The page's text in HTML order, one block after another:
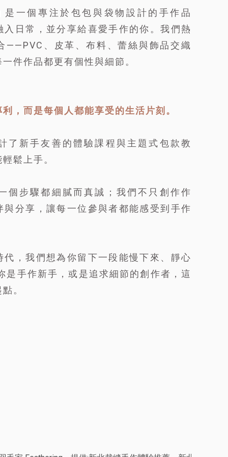
一個專注於包包與袋物設計的手作品
入日常，並分享給喜愛手作的你。我們熱
——PVC、皮革、布料、蕾絲與飾品交織
件作品都更有個性與細節。
，而是每個人都能享受的生活片刻。
了新手友善的體驗課程與主題式包款教
鬆上手。
個步驟都細膩而真誠；我們不只創作作
與分享，讓每一位參與者都能感受到手作
代，我們想為你留下一段能慢下來、靜心
是手作新手，或是追求細節的創作者，這
。